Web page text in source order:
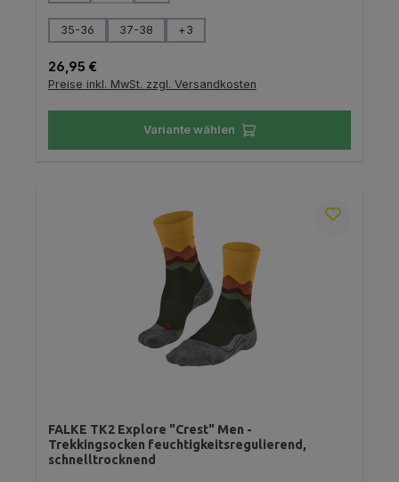
Größeauswählen
35-36 37-38 +3
Regulärer Preis:
26,95 €
Preise inkl. MwSt. zzgl. Versandkosten
Variante wählen
FALKE TK2 Explore "Crest" Men -
Trekkingsocken feuchtigkeitsregulierend,
schnelltrocknend